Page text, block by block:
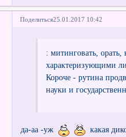
Поделиться25.01.2017 10:42
: митинговать, орать,
характеризующими
Короче - рутина
науки и
да-аа -уж какая